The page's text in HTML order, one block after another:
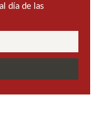
día de las